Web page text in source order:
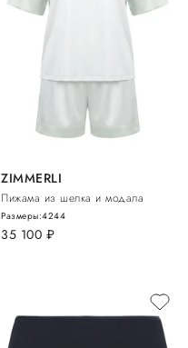
ZIMMERLI
Пижама из шелка и модала
35 100 руб.
Размеры:4244